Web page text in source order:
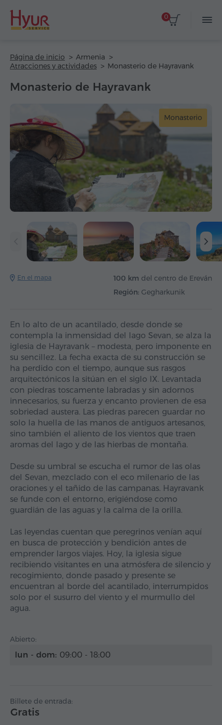
0
Página de inicio
Armenia
Atracciones y actividades
Monasterio de Hayravank
Monasterio de Hayravank
Monasterio
En el mapa 100 km del centro de Ereván
Región: Gegharkunik
En lo alto de un acantilado, desde donde se
contempla la inmensidad del lago Sevan, se alza la
iglesia de Hayravank – modesta, pero imponente en
su sencillez. La fecha exacta de su construcción se
ha perdido con el tiempo, aunque sus rasgos
arquitectónicos la sitúan en el siglo IX. Levantada
con piedras toscamente labradas y sin adornos
innecesarios, su fuerza y encanto provienen de esa
sobriedad austera. Las piedras parecen guardar no
solo la huella de las manos de antiguos artesanos,
sino también el aliento de los vientos que traen
aromas del lago y de las hierbas de montaña.
Desde su umbral se escucha el rumor de las olas
del Sevan, mezclado con el eco milenario de las
oraciones y el tañido de las campanas. Hayravank
se funde con el entorno, erigiéndose como
guardián de las aguas y la calma de la orilla.
Las leyendas cuentan que peregrinos venían aquí
en busca de protección y bendición antes de
emprender largos viajes. Hoy, la iglesia sigue
recibiendo visitantes en una atmósfera de silencio y
recogimiento, donde pasado y presente se
encuentran al borde del acantilado, interrumpidos
solo por el susurro del viento y el murmullo del
agua.
Abierto:
lun - dom: 09:00 - 18:00
Billete de entrada:
Gratis